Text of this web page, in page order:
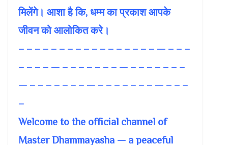
मिलेंगे। आशा है कि, धम्म का प्रकाश आपके
जीवन को आलोकित करे।
– – – – – – – – – – – – – – – – – — – – –
– – – – — – – – – – – – — – – – – – – –
— – – – – – – – — – – – – – – – — – – –
–
Welcome to the official channel of
Master Dhammayasha — a peaceful